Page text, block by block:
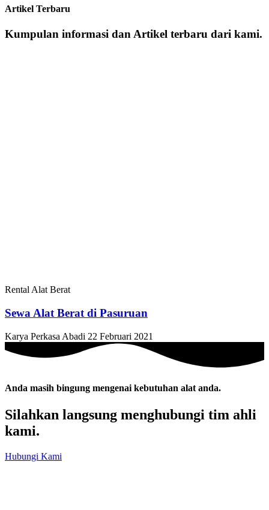
Artikel Terbaru
Kumpulan informasi dan Artikel terbaru dari kami.
Rental Alat Berat
Sewa Alat Berat di Pasuruan
Karya Perkasa Abadi 22 Februari 2021
Anda masih bingung mengenai kebutuhan alat anda.
Silahkan langsung menghubungi tim ahli
kami.
Hubungi Kami